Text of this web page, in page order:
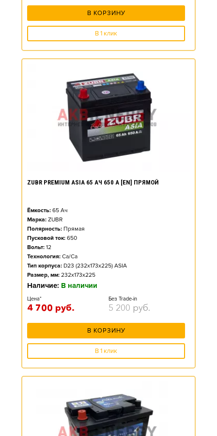
В КОРЗИНУ
В 1 клик
ZUBR PREMIUM ASIA 65 АЧ 650 А [EN] ПРЯМОЙ
Ёмкость: 65 Ач
Марка: ZUBR
Полярность: Прямая
Пусковой ток: 650
Вольт: 12
Технология: Ca/Ca
Тип корпуса: D23 (232x173x225) ASIA
Размер, мм: 232x173x225
Наличие: В наличии
Цена*
4 700 руб.
Без Trade-in
5 200 руб.
В КОРЗИНУ
В 1 клик